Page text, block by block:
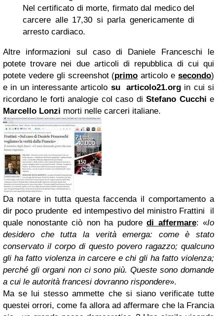
Nel certificato di morte, firmato dal medico del
carcere alle 17,30 si parla genericamente di
arresto cardiaco.
Altre informazioni sul caso di Daniele Franceschi le
potete trovare nei due articoli di repubblica di cui qui
potete vedere gli screenshot (primo articolo esecondo)
e in un interessante articolo su articolo21.org in cui si
ricordano le forti analogie col caso di Stefano Cucchi e
Marcello Lonzi morti nelle carceri italiane.
Da notare in tutta questa faccenda il comportamento a
dir poco prudente ed intempestivo del ministro Frattini il
quale nonostante ciò non ha pudore di affermare: «Io
desidero che tutta la verità emerga: come è stato
conservato il corpo di questo povero ragazzo; qualcuno
gli ha fatto violenza in carcere e chi gli ha fatto violenza;
perché gli organi non ci sono più. Queste sono domande
a cui le autorità francesi dovranno rispondere».
Ma se lui stesso ammette che si siano verificate tutte
questei orrori, come fa allora ad affermare che la Francia